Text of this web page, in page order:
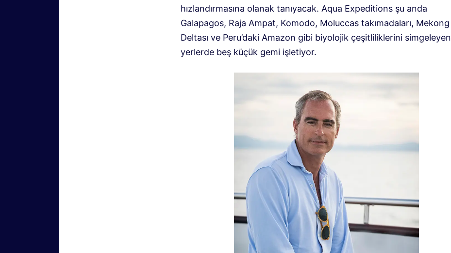
hızlandırmasına olanak tanıyacak. Aqua Expeditions şu anda
Galapagos, Raja Ampat, Komodo, Moluccas takımadaları, Mekong
Deltası ve Peru’daki Amazon gibi biyolojik çeşitliliklerini simgeleyen
yerlerde beş küçük gemi işletiyor.